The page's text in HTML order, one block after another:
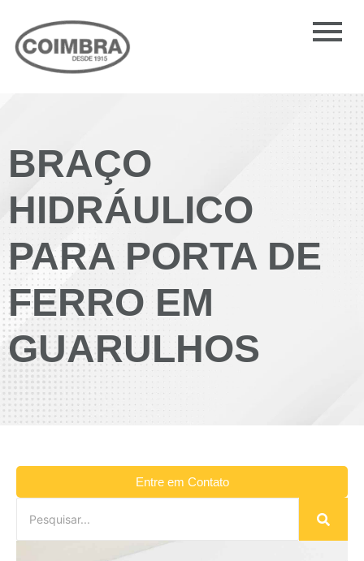
BRAÇO
HIDRÁULICO
PARA PORTA DE
FERRO EM
GUARULHOS
Entre em Contato